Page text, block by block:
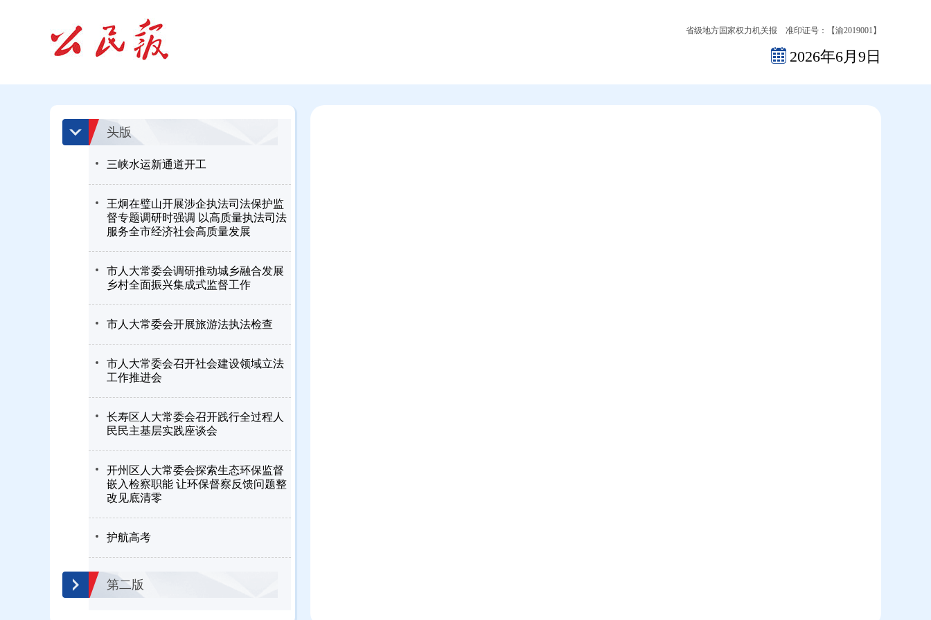
省级地方国家权力机关报 准印证号：【渝2019001】
2026年6月9日
头版
三峡水运新通道开工
王炯在璧山开展涉企执法司法保护监
督专题调研时强调 以高质量执法司法
服务全市经济社会高质量发展
市人大常委会调研推动城乡融合发展
乡村全面振兴集成式监督工作
市人大常委会开展旅游法执法检查
市人大常委会召开社会建设领域立法
工作推进会
长寿区人大常委会召开践行全过程人
民民主基层实践座谈会
开州区人大常委会探索生态环保监督
嵌入检察职能 让环保督察反馈问题整
改见底清零
护航高考
第二版